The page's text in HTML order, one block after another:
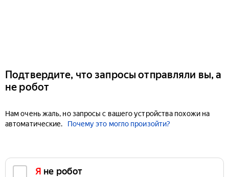
Подтвердите, что запросы отправляли вы, а
не робот
Нам очень жаль, но запросы с вашего устройства похожи на
автоматические.
Почему это могло произойти?
Я не робот